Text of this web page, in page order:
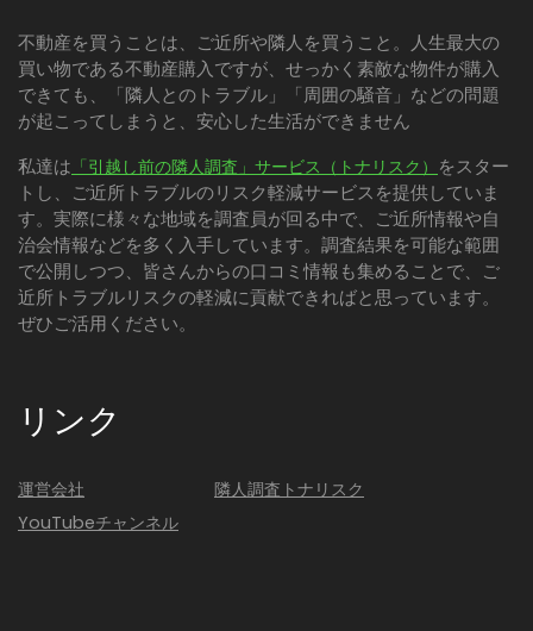
不動産を買うことは、ご近所や隣人を買うこと。人生最大の
買い物である不動産購入ですが、せっかく素敵な物件が購入
できても、「隣人とのトラブル」「周囲の騒音」などの問題
が起こってしまうと、安心した生活ができません
私達は 「引越し前の隣人調査」サービス（トナリスク） をスター
トし、ご近所トラブルのリスク軽減サービスを提供していま
す。実際に様々な地域を調査員が回る中で、ご近所情報や自
治会情報などを多く入手しています。調査結果を可能な範囲
で公開しつつ、皆さんからの口コミ情報も集めることで、ご
近所トラブルリスクの軽減に貢献できればと思っています。
ぜひご活用ください。
リンク
運営会社
YouTubeチャンネル
隣人調査トナリスク